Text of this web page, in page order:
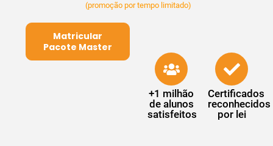
(promoção por tempo limitado)
Matricular
Pacote Master
+1 milhão
de alunos
satisfeitos
Certificados
reconhecidos
por lei